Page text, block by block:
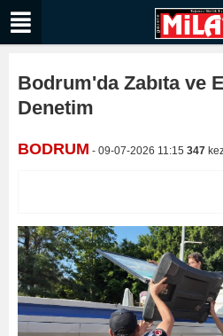
Bodrum'da Zabıta ve
Denetim
BODRUM - 09-07-2026 11:15 347